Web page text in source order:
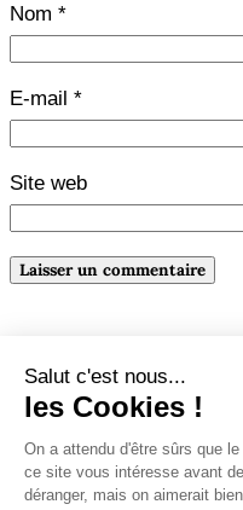
Nom *
E-mail *
Site web
couverture de ma romance
historique